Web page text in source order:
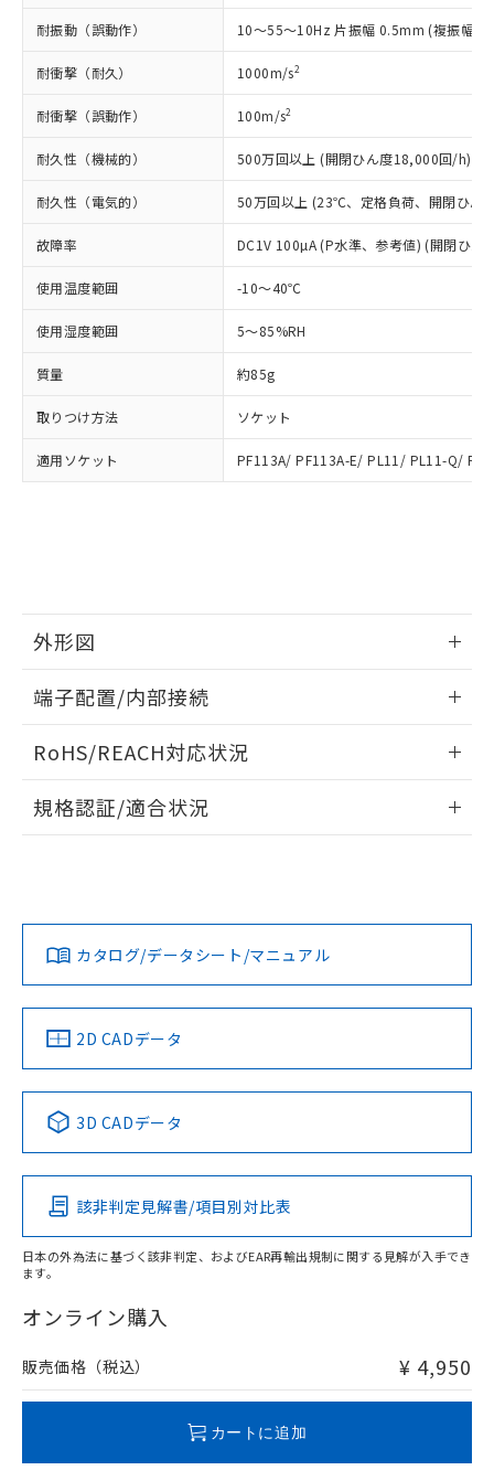
耐振動（誤動作） 10～55～10Hz 片振幅 0.5mm (複振幅
耐衝撃（耐久） 1000m/s2
耐衝撃（誤動作） 100m/s2
耐久性（機械的） 500万回以上 (開閉ひん度18,000回/h)
耐久性（電気的） 50万回以上 (23℃、定格負荷、開閉ひん
故障率 DC1V 100µA (P水準、参考値) (開閉ひん
使用温度範囲 -10～40℃
使用湿度範囲 5～85%RH
質量 約85g
取りつけ方法 ソケット
適用ソケット PF113A/ PF113A-E/ PL11/ PL11-Q/
外形図
外形図
端子配置/内部接続
端子配置/内部接続
RoHS/REACH対応状況
EU RoHS 注意事項・凡例
対応済み
中国 RoHS 注意事項・凡例
Pb Hg Cd Cr(VI)
O
在庫等で未対応品が混在する可能性があります。
問い合わせください。
規格認証/適合状況
LR型式承認
（イギリス
船舶規格）
DNV型式承認
（ノルウェー
BV型式承認
（フランス
KR型式
（韓国
No No No No
この製品の規格認証/適合状況ページへ
その他の認証はこちらのページからご検索ください
カタログ/データシート/マニュアル
2D CADデータ
3D CADデータ
該非判定見解書/項目別対比表
日本の外為法に基づく該非判定、およびEAR再輸出規制に関する見解が入手でき
ます。
オンライン購入
販売価格（税込） ¥ 4,950
カートに追加
了承ください。
正式な納期状況および標準価格はお客
様のお取引先、またはお客様担当のオ
ムロン制御機器販売店・当社販売員に
ご相談ください。
オムロン制御機器販売店や当社販売拠
点は「
販売ネットワーク
」をご確認
在庫状況および標準価格結果を当社の
事前の承諾なく第三者に漏洩または開
示しないようお願いします。
マイパーツ機能（部品リスト作成サー
メンバーズにご登録されている必要が
お客様が当ウェブサイト上で当社にご
登録された部品リストについて、当社
および当社の共同利用者が、当社の製
品・サービスに関するお客様との取
引・商談に必要な範囲で利用すること
をご了承ください。
類(PBB) 1000ppm以下、ポリ臭化ジフェニルエーテル類
(PBDE) 1000ppm以下、フタル酸ビス(2-エチルヘキシ
（DBP） 1000ppm以下、フタル酸ジイソブチル
但し、RoHS指令で産業用監視および制御機器に対する
適用除外項目は除く。
フタル酸エステル類の４物質については閾値を超える意
図的な使用がないことを確認しています。
部品在庫の切り替え状況などにより、予定
月が前後することがあります。
※3 非含有証明書ダウンロード
下記の非含有証明書をダウンロードするこ
とができます。
また、RoHS指令のフタル酸エステル類４
物質の対応では、対応完了までの期間は出
荷製品に未対応品が混在することから備考
欄に対応日を記載しておりました。
既に当社にて対応品への在庫切替を完了
り、2022年1月12日より割愛しておりま
す。
Cr(Ⅵ)(六価クロム) : 1000ppm、 PBBs(ポリ臭化ビフェ
ニル類) : 1000ppm、 PBDEs(ポリ臭化ジフェニルエーテ
DBP(フタル酸ジブチル) : 1000ppm、 DIBP(フタル酸ジ
イソブチル) : 1000ppm、 BBP(フタル酸ブチルベンジ
DEHP(フタル酸ビス(2-エチルヘキシル)) : 1000ppm
※2 環境保護使用期限
「ｅ」：有害物質（10物質）のすべてが基
準値以下であることを示します。
「10」：通常の使用状況下において有害物
質が外部に漏えいし、環境に深刻な影響を
及ぼさない年数を意味します。
「－」：未確認です。当社販売部門へお問
当社は規制貨物を破棄する場合は、完
全に破砕するなど、違法に輸出されな
いよう必要な手段を講じます。
当社は貴社製品を、核兵器、ミサイ
ル、化学兵器、生物兵器またはその他
武器並びにこれらの製造装置等に一切
使用いたしません。
当社は、貴社製品を第三者に販売する
場合は、上記1、2および3の内容を当
該第三者に通知します。また当社は、
販売先および販売に係わる関係者が違
法に輸出するおそれがある場合は、取
キャンセル
○ 一定数以上の在庫あり
△ 一定数には満たないが在庫あり
在庫なし(最新の在庫状況につ
いては、お客様のお取引先、ま
たはお客様担当のオムロン制御
機器販売店・当社販売員にご確
認ください)
空
受注生産機種、また在庫状況の
情報を公開していない機種